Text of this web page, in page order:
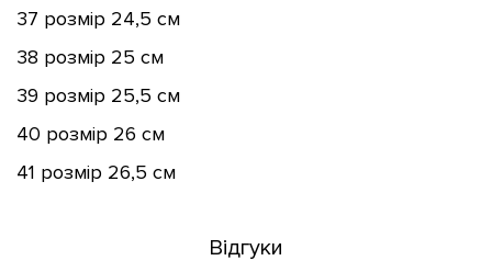
37 розмір 24,5 см
38 розмір 25 см
39 розмір 25,5 см
40 розмір 26 см
41 розмір 26,5 см
Відгуки